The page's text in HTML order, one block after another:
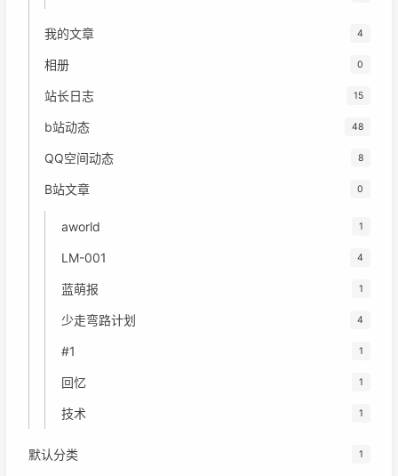
我的文章 4
相册 0
站长日志 15
b站动态 48
QQ空间动态 8
B站文章 0
aworld 1
LM-001 4
蓝萌报 1
少走弯路计划 4
#1 1
回忆 1
技术 1
默认分类 1